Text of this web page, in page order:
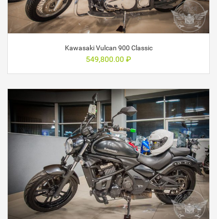
Kawasaki Vulcan 900 Classic
549,800.00 ₽